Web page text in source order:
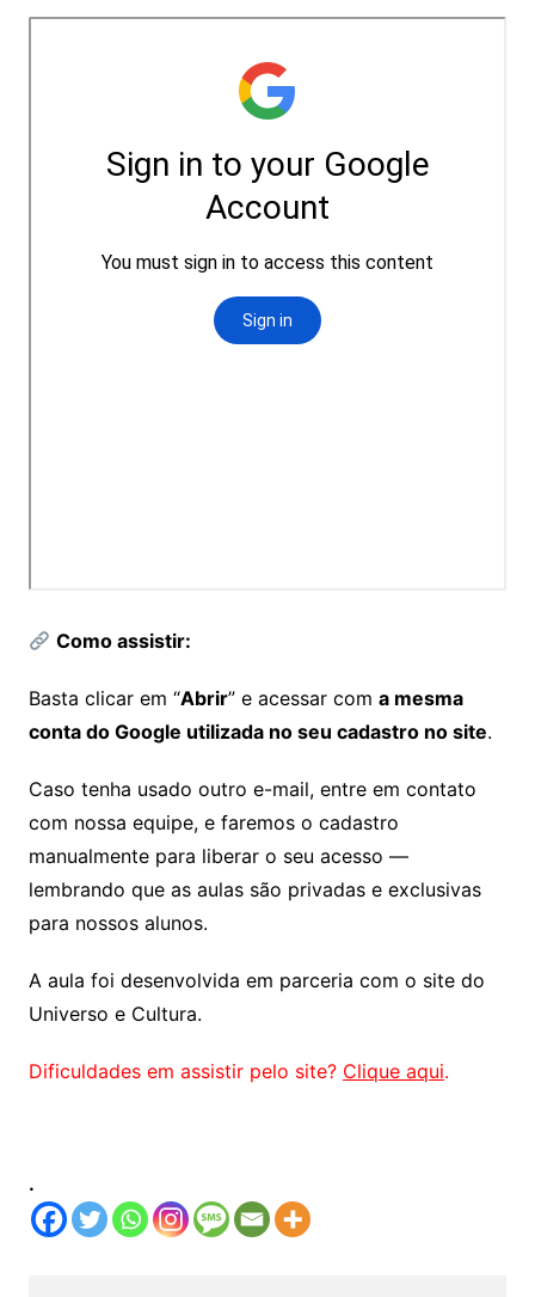
Como assistir:
Basta clicar em “Abrir” e acessar com a mesma
conta do Google utilizada no seu cadastro no site.
Caso tenha usado outro e-mail, entre em contato
com nossa equipe, e faremos o cadastro
manualmente para liberar o seu acesso —
lembrando que as aulas são privadas e exclusivas
para nossos alunos.
A aula foi desenvolvida em parceria com o site do
Universo e Cultura.
Dificuldades em assistir pelo site? Clique aqui.
.